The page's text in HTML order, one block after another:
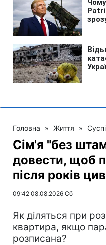
Головна » Життя »
Сім'я "без
довести, щоб
після років
09:42 08.08.2026 Сб
Як діляться при
квартира, якщо
розписана?